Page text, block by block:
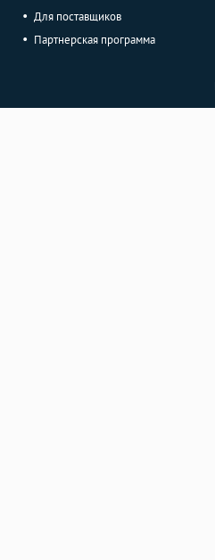
Для поставщиков
Партнерская программа